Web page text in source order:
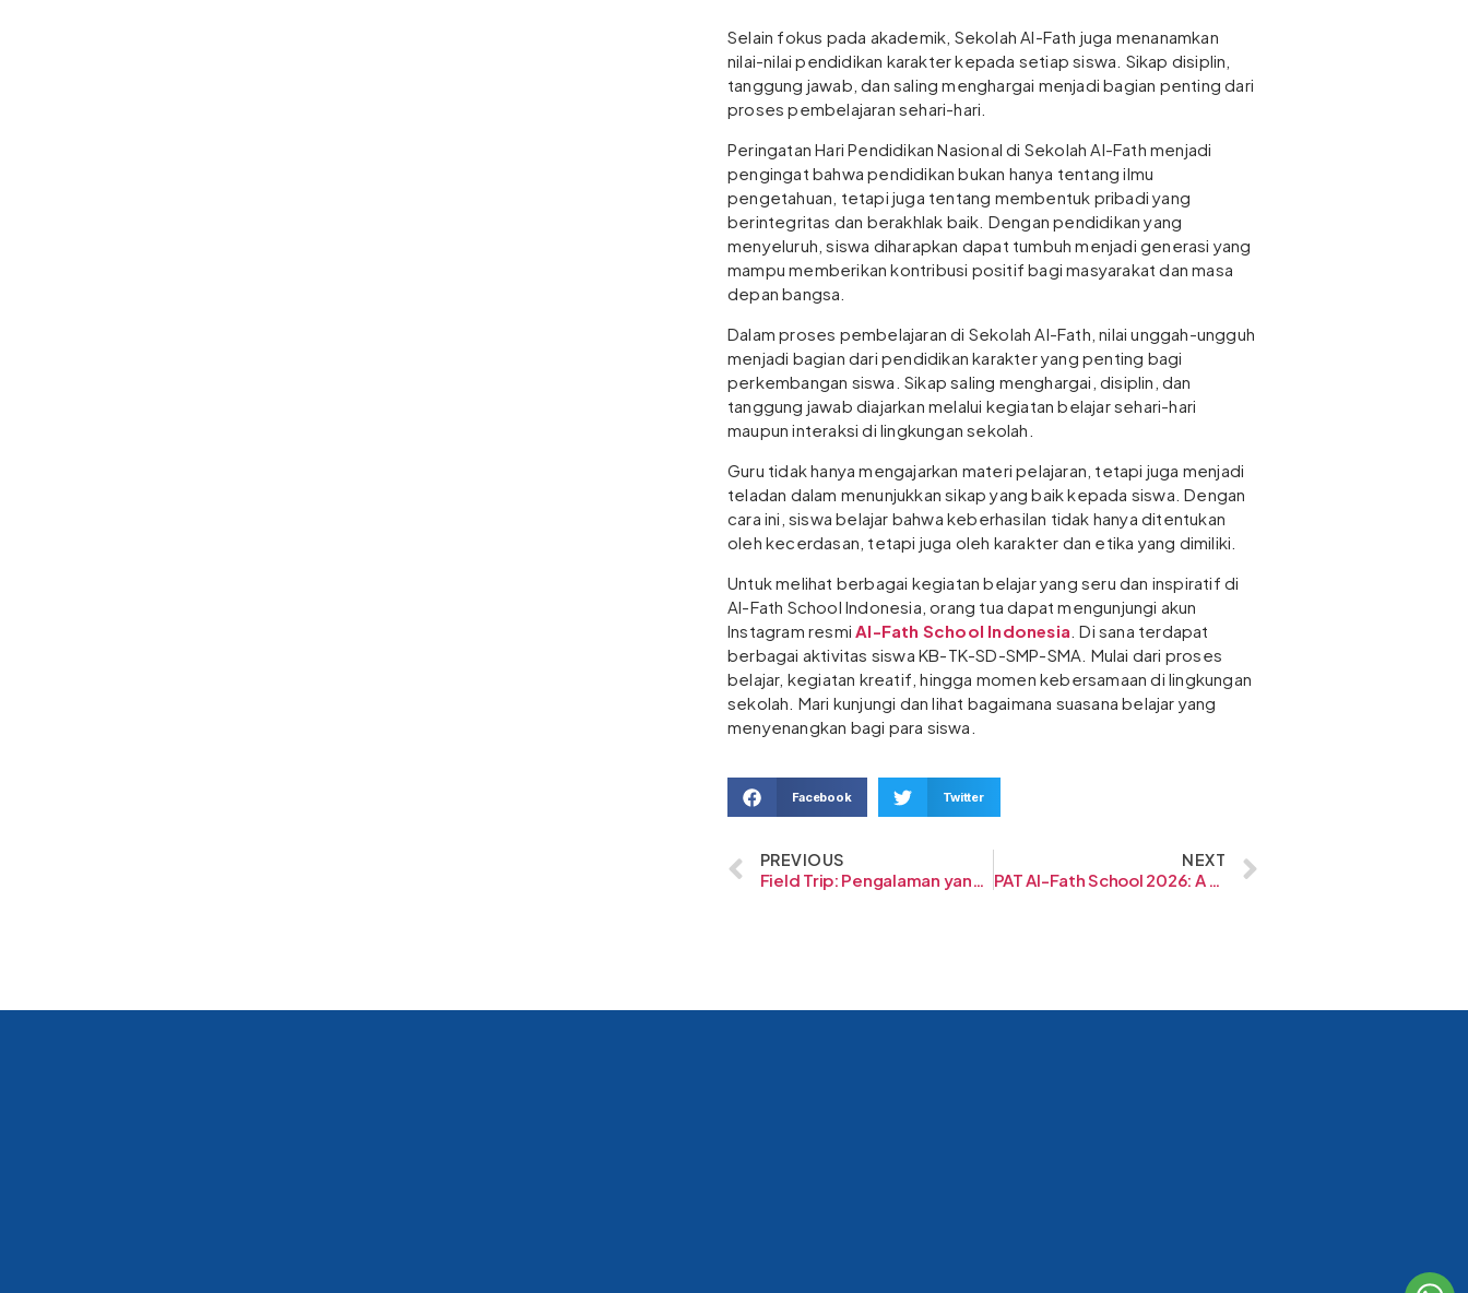
Selain fokus pada akademik, Sekolah Al-Fath juga menanamkan
nilai-nilai pendidikan karakter kepada setiap siswa. Sikap disiplin,
tanggung jawab, dan saling menghargai menjadi bagian penting dari
proses pembelajaran sehari-hari.
Peringatan Hari Pendidikan Nasional di Sekolah Al-Fath menjadi
pengingat bahwa pendidikan bukan hanya tentang ilmu
pengetahuan, tetapi juga tentang membentuk pribadi yang
berintegritas dan berakhlak baik. Dengan pendidikan yang
menyeluruh, siswa diharapkan dapat tumbuh menjadi generasi yang
mampu memberikan kontribusi positif bagi masyarakat dan masa
depan bangsa.
Dalam proses pembelajaran di Sekolah Al-Fath, nilai unggah-ungguh
menjadi bagian dari pendidikan karakter yang penting bagi
perkembangan siswa. Sikap saling menghargai, disiplin, dan
tanggung jawab diajarkan melalui kegiatan belajar sehari-hari
maupun interaksi di lingkungan sekolah.
Guru tidak hanya mengajarkan materi pelajaran, tetapi juga menjadi
teladan dalam menunjukkan sikap yang baik kepada siswa. Dengan
cara ini, siswa belajar bahwa keberhasilan tidak hanya ditentukan
oleh kecerdasan, tetapi juga oleh karakter dan etika yang dimiliki.
Untuk melihat berbagai kegiatan belajar yang seru dan inspiratif di
Al-Fath School Indonesia, orang tua dapat mengunjungi akun
Instagram resmiAl-Fath School Indonesia . Di sana terdapat
berbagai aktivitas siswa KB-TK-SD-SMP-SMA. Mulai dari proses
belajar, kegiatan kreatif, hingga momen kebersamaan di lingkungan
sekolah. Mari kunjungi dan lihat bagaimana suasana belajar yang
menyenangkan bagi para siswa.
Facebook Twitter
PREVIOUS
Field Trip: Pengalaman yang Bermakna
NEXT
PAT Al-Fath School 2026: A Celebration Beyond The Stage